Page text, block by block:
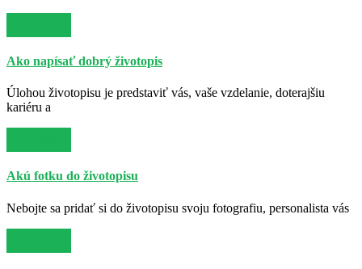
Ako napísať dobrý životopis
Úlohou životopisu je predstaviť vás, vaše vzdelanie, doterajšiu
kariéru a
Akú fotku do životopisu
Nebojte sa pridať si do životopisu svoju fotografiu, personalista vás